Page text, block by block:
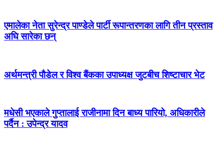
एमालेका नेता सुरेन्द्र पाण्डेले पार्टी रूपान्तरणका लागि तीन प्रस्ताव
अघि सारेका छन्
अर्थमन्त्री पौडेल र विश्व बैंकका उपाध्यक्ष जुटबीच शिष्टाचार भेट
मधेसी भएकाले गुप्तालाई राजीनामा दिन बाध्य पारियो, अधिकारीले
पर्दैन : उपेन्द्र यादव